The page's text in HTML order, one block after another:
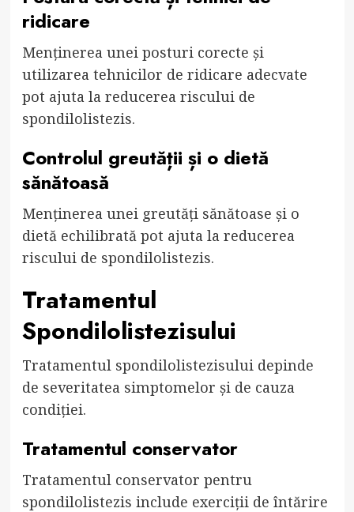
ridicare
Menținerea unei posturi corecte și
utilizarea tehnicilor de ridicare adecvate
pot ajuta la reducerea riscului de
spondilolistezis.
Controlul greutății și o dietă
sănătoasă
Menținerea unei greutăți sănătoase și o
dietă echilibrată pot ajuta la reducerea
riscului de spondilolistezis.
Tratamentul
Spondilolistezisului
Tratamentul spondilolistezisului depinde
de severitatea simptomelor și de cauza
condiției.
Tratamentul conservator
Tratamentul conservator pentru
spondilolistezis include exerciții de întărire